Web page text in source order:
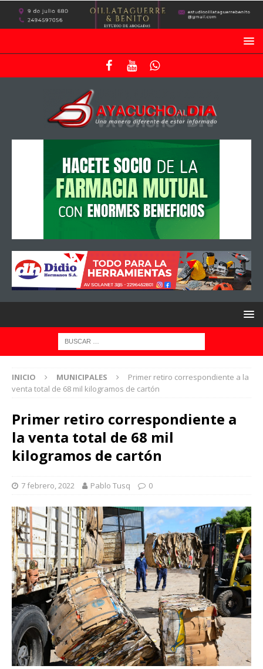
INICIO MUNICIPALES
Primer retiro correspondiente a la
venta total de 68 mil kilogramos de cartón
Primer retiro correspondiente a
la venta total de 68 mil
kilogramos de cartón
7 febrero, 2022 Pablo Tusq 0